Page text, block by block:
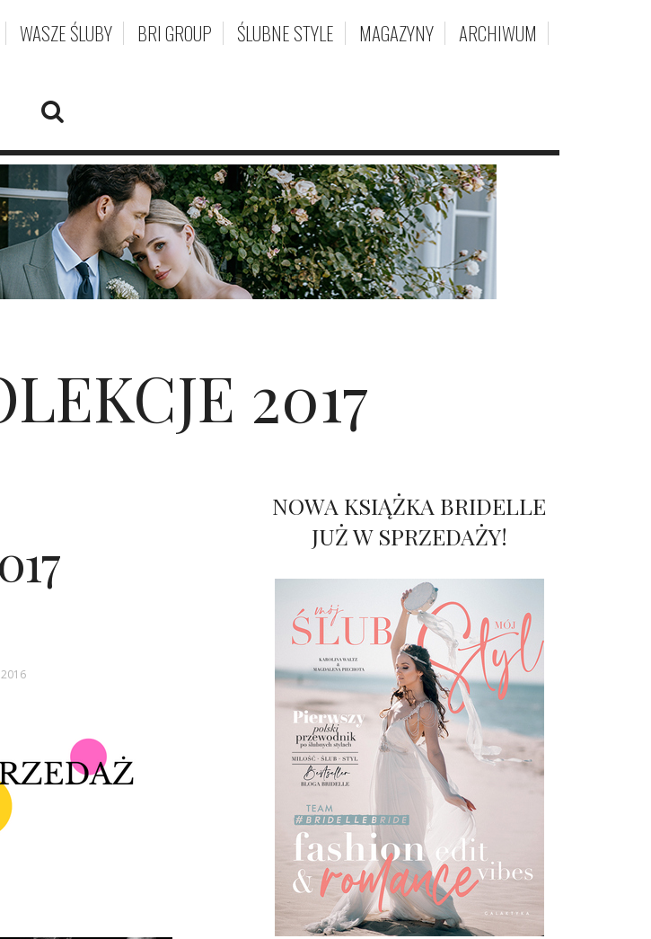
WASZE ŚLUBY BRI GROUP ŚLUBNE STYLE MAGAZYNY ARCHIWUM
2017
2016
NOWA KSIĄŻKA BRIDELLE
JUŻ W SPRZEDAŻY!